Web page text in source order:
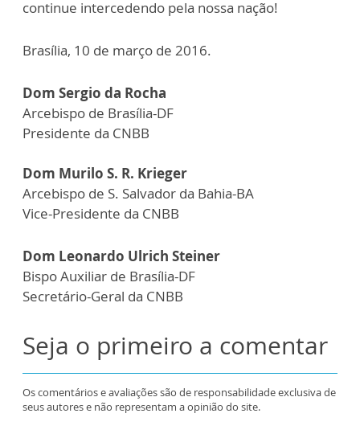
continue intercedendo pela nossa nação!
Brasília, 10 de março de 2016.
Dom Sergio da Rocha
Arcebispo de Brasília-DF
Presidente da CNBB
Dom Murilo S. R. Krieger
Arcebispo de S. Salvador da Bahia-BA
Vice-Presidente da CNBB
Dom Leonardo Ulrich Steiner
Bispo Auxiliar de Brasília-DF
Secretário-Geral da CNBB
Seja o primeiro a comentar
Os comentários e avaliações são de responsabilidade exclusiva de
seus autores e não representam a opinião do site.